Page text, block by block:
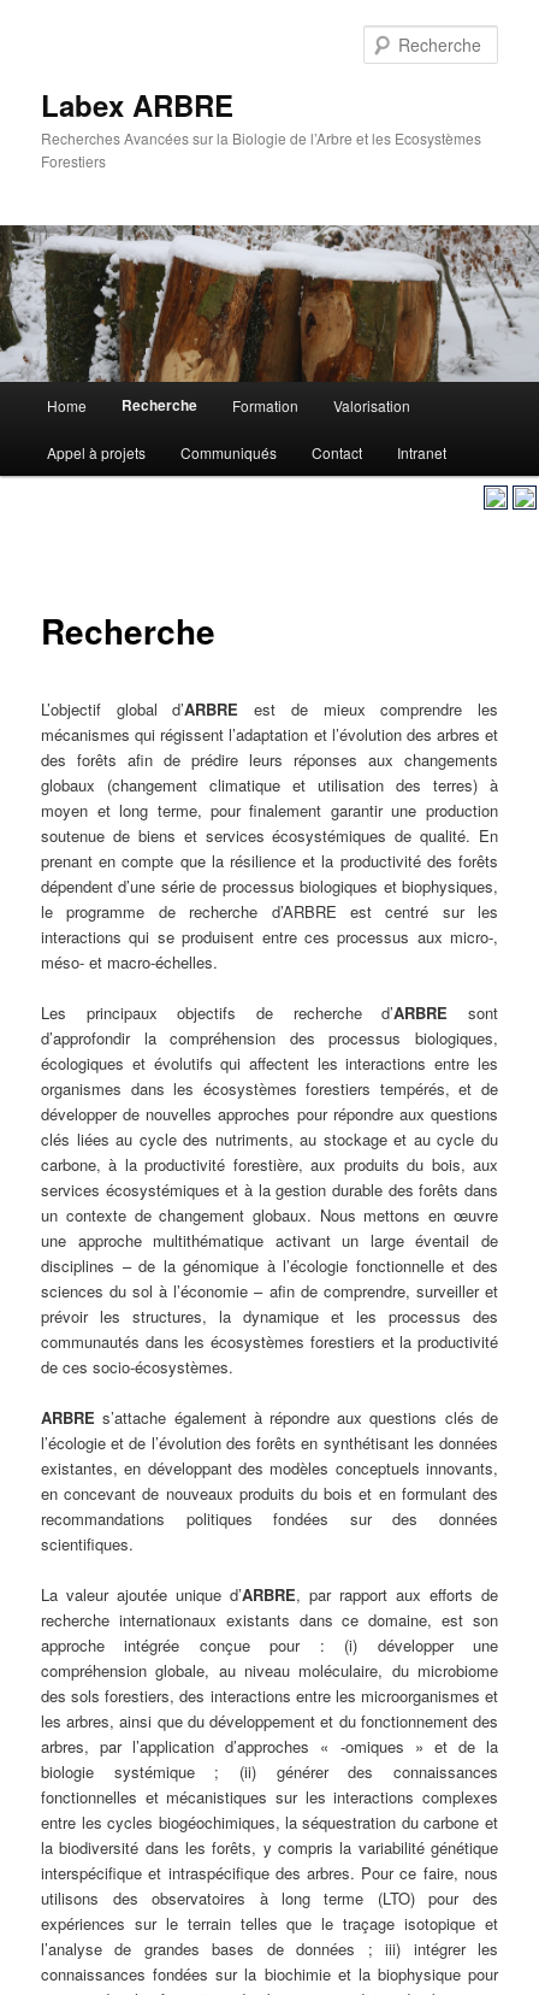
Labex ARBRE
Recherches Avancées sur la Biologie de l’Arbre et les Ecosystèmes
Forestiers
principal
Aller
au
Home Recherche Formation Valorisation
Appel à projets Communiqués Contact Intranet
Recherche
L’objectif global d’ARBRE est de mieux comprendre les
mécanismes qui régissent l’adaptation et l’évolution des arbres et
des forêts afin de prédire leurs réponses aux changements
globaux (changement climatique et utilisation des terres) à
moyen et long terme, pour finalement garantir une production
soutenue de biens et services écosystémiques de qualité. En
prenant en compte que la résilience et la productivité des forêts
dépendent d’une série de processus biologiques et biophysiques,
le programme de recherche d’ARBRE est centré sur les
interactions qui se produisent entre ces processus aux micro-,
méso- et macro-échelles.
Les principaux objectifs de recherche d’ARBRE sont
d’approfondir la compréhension des processus biologiques,
écologiques et évolutifs qui affectent les interactions entre les
organismes dans les écosystèmes forestiers tempérés, et de
développer de nouvelles approches pour répondre aux questions
clés liées au cycle des nutriments, au stockage et au cycle du
carbone, à la productivité forestière, aux produits du bois, aux
services écosystémiques et à la gestion durable des forêts dans
un contexte de changement globaux. Nous mettons en œuvre
une approche multithématique activant un large éventail de
disciplines – de la génomique à l’écologie fonctionnelle et des
sciences du sol à l’économie – afin de comprendre, surveiller et
prévoir les structures, la dynamique et les processus des
communautés dans les écosystèmes forestiers et la productivité
de ces socio-écosystèmes.
ARBRE s’attache également à répondre aux questions clés de
l’écologie et de l’évolution des forêts en synthétisant les données
existantes, en développant des modèles conceptuels innovants,
en concevant de nouveaux produits du bois et en formulant des
recommandations politiques fondées sur des données
scientifiques.
La valeur ajoutée unique d’ARBRE, par rapport aux efforts de
recherche internationaux existants dans ce domaine, est son
approche intégrée conçue pour : (i) développer une
compréhension globale, au niveau moléculaire, du microbiome
des sols forestiers, des interactions entre les microorganismes et
les arbres, ainsi que du développement et du fonctionnement des
arbres, par l’application d’approches « -omiques » et de la
biologie systémique ; (ii) générer des connaissances
fonctionnelles et mécanistiques sur les interactions complexes
entre les cycles biogéochimiques, la séquestration du carbone et
la biodiversité dans les forêts, y compris la variabilité génétique
interspécifique et intraspécifique des arbres. Pour ce faire, nous
utilisons des observatoires à long terme (LTO) pour des
expériences sur le terrain telles que le traçage isotopique et
l’analyse de grandes bases de données ; iii) intégrer les
connaissances fondées sur la biochimie et la biophysique pour